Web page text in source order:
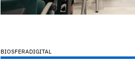
BIOSFERADIGITAL